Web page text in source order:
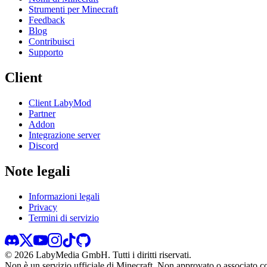
Strumenti per Minecraft
Feedback
Blog
Contribuisci
Supporto
Client
Client LabyMod
Partner
Addon
Integrazione server
Discord
Note legali
Informazioni legali
Privacy
Termini di servizio
© 2026 LabyMedia GmbH. Tutti i diritti riservati.